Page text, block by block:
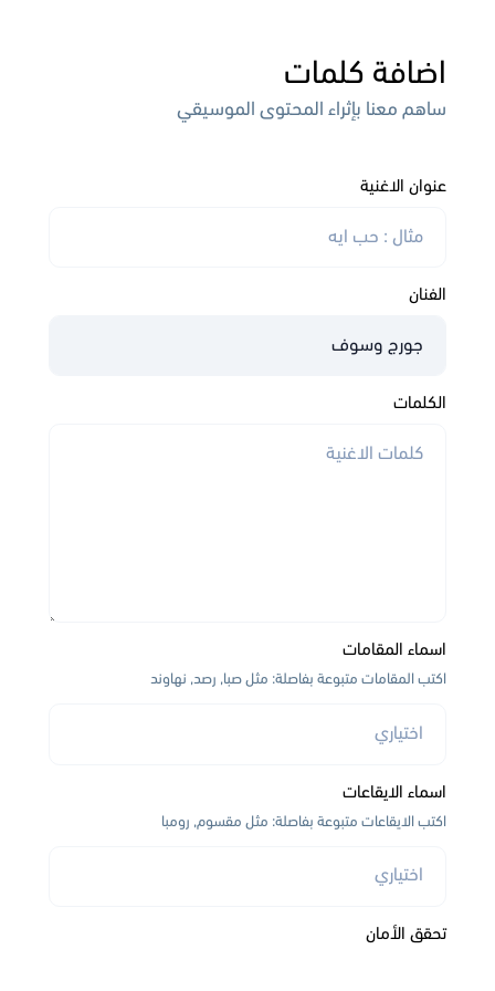
اضافة كلمات
ساهم معنا بإثراء المحتوى الموسيقي
عنوان الاغنية
الفنان
الكلمات
اسماء المقامات
اكتب المقامات متبوعة بفاصلة: مثل صبا, رصد, نهاوند
اسماء الايقاعات
اكتب الايقاعات متبوعة بفاصلة: مثل مقسوم, رومبا
تحقق الأمان